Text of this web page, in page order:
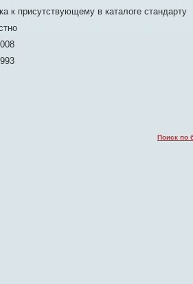
к присутствующему в каталоге стандарту
Поиск по